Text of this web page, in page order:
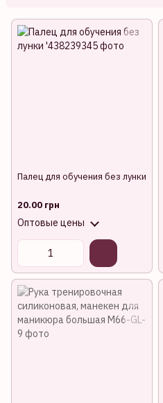
Палец для обучения без лунки
20.00 грн
Оптовые цены